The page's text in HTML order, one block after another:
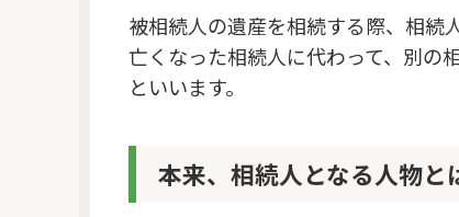
被相続人の遺産を相続する際、相続
亡くなった相続人に代わって、別の
といいます。
本来、相続人となる人物と